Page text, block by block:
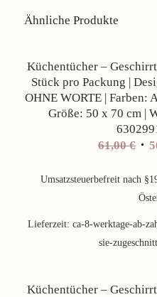
Ähnliche Produkte
Küchentücher –
Stück pro Packung |
OHNE WORTE | Farben:
Größe: 50 x 70 cm |
61,00€
Umsatzsteuerbefreit nach
Lieferzeit: ca-8-werktage-ab-
sie-
Küchentücher –